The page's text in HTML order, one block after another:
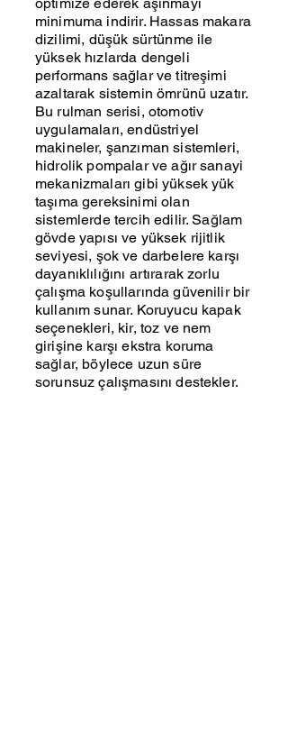
minimuma indirir. Hassas makara
dizilimi, düşük sürtünme ile
yüksek hızlarda dengeli
performans sağlar ve titreşimi
azaltarak sistemin ömrünü uzatır.
Bu rulman serisi, otomotiv
uygulamaları, endüstriyel
makineler, şanzıman sistemleri,
hidrolik pompalar ve ağır sanayi
mekanizmaları gibi yüksek yük
taşıma gereksinimi olan
sistemlerde tercih edilir. Sağlam
gövde yapısı ve yüksek rijitlik
seviyesi, şok ve darbelere karşı
dayanıklılığını artırarak zorlu
çalışma koşullarında güvenilir bir
kullanım sunar. Koruyucu kapak
seçenekleri, kir, toz ve nem
girişine karşı ekstra koruma
sağlar, böylece uzun süre
sorunsuz çalışmasını destekler.